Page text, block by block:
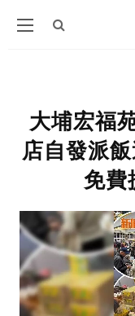
大埔宏福
店自發派
免費